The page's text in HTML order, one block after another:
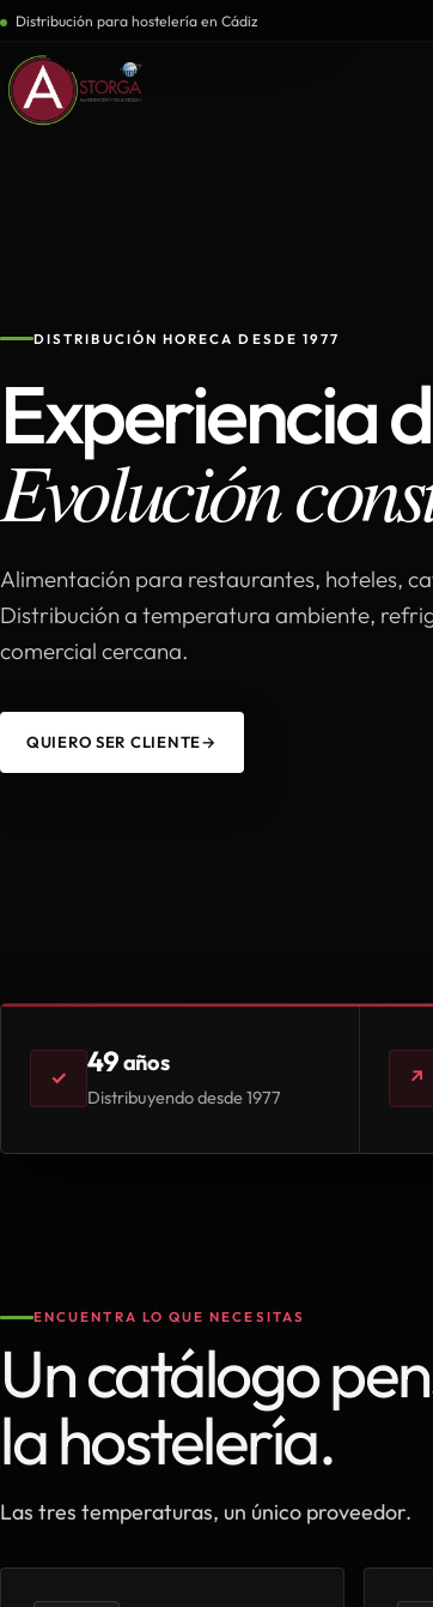
Distribución para hostelería en Cádiz
DISTRIBUCIÓN HORECA DESDE 1977
Experiencia
Evolución
Alimentación para restaurantes, hoteles,
Distribución a temperatura ambiente,
comercial cercana.
QUIERO SER CLIENTE→
✓ 49años
Distribuyendo desde 1977
↗
ENCUENTRA LO QUE NECESITAS
Un catálogo
la hostelería.
Las tres temperaturas, un único proveedor.